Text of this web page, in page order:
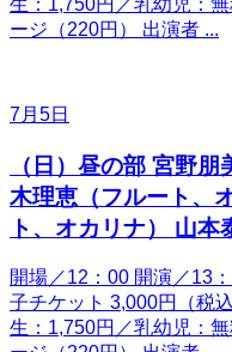
生：1,750円／乳幼児：
ージ（220円） 出演者 ...
7月5日
（日）昼の部 宮野
木理恵（フルート、
ト、オカリナ） 山本
開場／12：00 開演／13
子チケット 3,000円（税
生：1,750円／乳幼児：